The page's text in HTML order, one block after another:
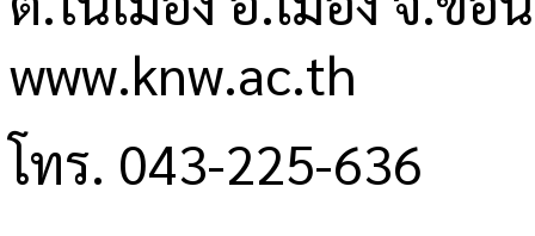
www.knw.ac.th
โทร. 043-225-636